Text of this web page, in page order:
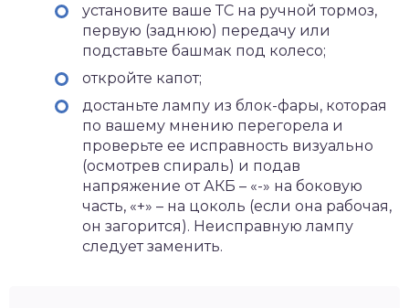
установите ваше ТС на ручной тормоз,
первую (заднюю) передачу или
подставьте башмак под колесо;
откройте капот;
достаньте лампу из блок-фары, которая
по вашему мнению перегорела и
проверьте ее исправность визуально
(осмотрев спираль) и подав
напряжение от АКБ – «-» на боковую
часть, «+» – на цоколь (если она рабочая,
он загорится). Неисправную лампу
следует заменить.